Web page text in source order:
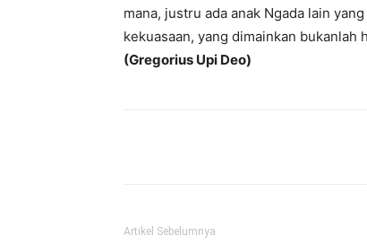
mana, justru ada anak Ngada lain
kekuasaan, yang dimainkan bukanlah
(Gregorius Upi Deo)
Artikel Sebelumnya